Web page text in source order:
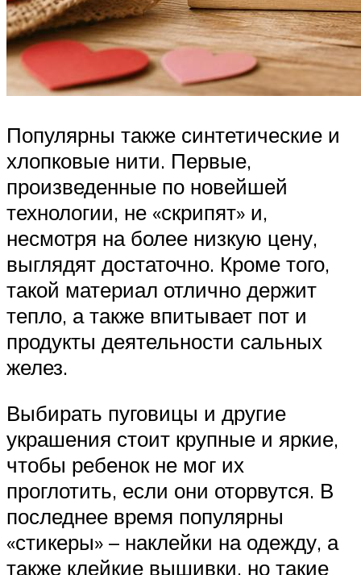
Популярны также синтетические и
хлопковые нити. Первые,
произведенные по новейшей
технологии, не «скрипят» и,
несмотря на более низкую цену,
выглядят достаточно. Кроме того,
такой материал отлично держит
тепло, а также впитывает пот и
продукты деятельности сальных
желез.
Выбирать пуговицы и другие
украшения стоит крупные и яркие,
чтобы ребенок не мог их
проглотить, если они оторвутся. В
последнее время популярны
«стикеры» – наклейки на одежду, а
также клейкие вышивки, но такие